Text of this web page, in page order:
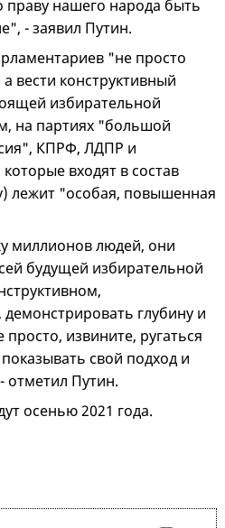
праву нашего народа быть
- заявил Путин.
"не просто
вести конструктивный
избирательной
на партиях "большой
КПРФ, ЛДПР и
входят в состав
лежит "особая, повышенная
миллионов людей, они
будущей избирательной
глубину и
просто, извините, ругаться
свой подход и
отметил Путин.
осенью 2021 года.